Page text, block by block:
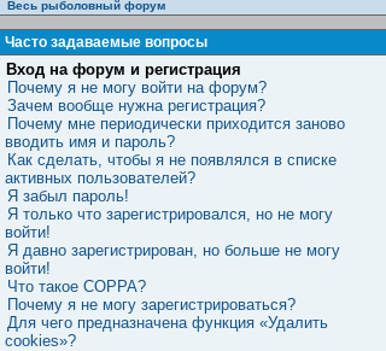
Весь рыболовный форум
Часто задаваемые вопросы
Вход на форум и регистрация
Почему я не могу войти на форум?
Зачем вообще нужна регистрация?
Почему мне периодически приходится заново
вводить имя и пароль?
Как сделать, чтобы я не появлялся в списке
активных пользователей?
Я забыл пароль!
Я только что зарегистрировался, но не могу
войти!
Я давно зарегистрирован, но больше не могу
войти!
Что такое COPPA?
Почему я не могу зарегистрироваться?
Для чего предназначена функция «Удалить
cookies»?